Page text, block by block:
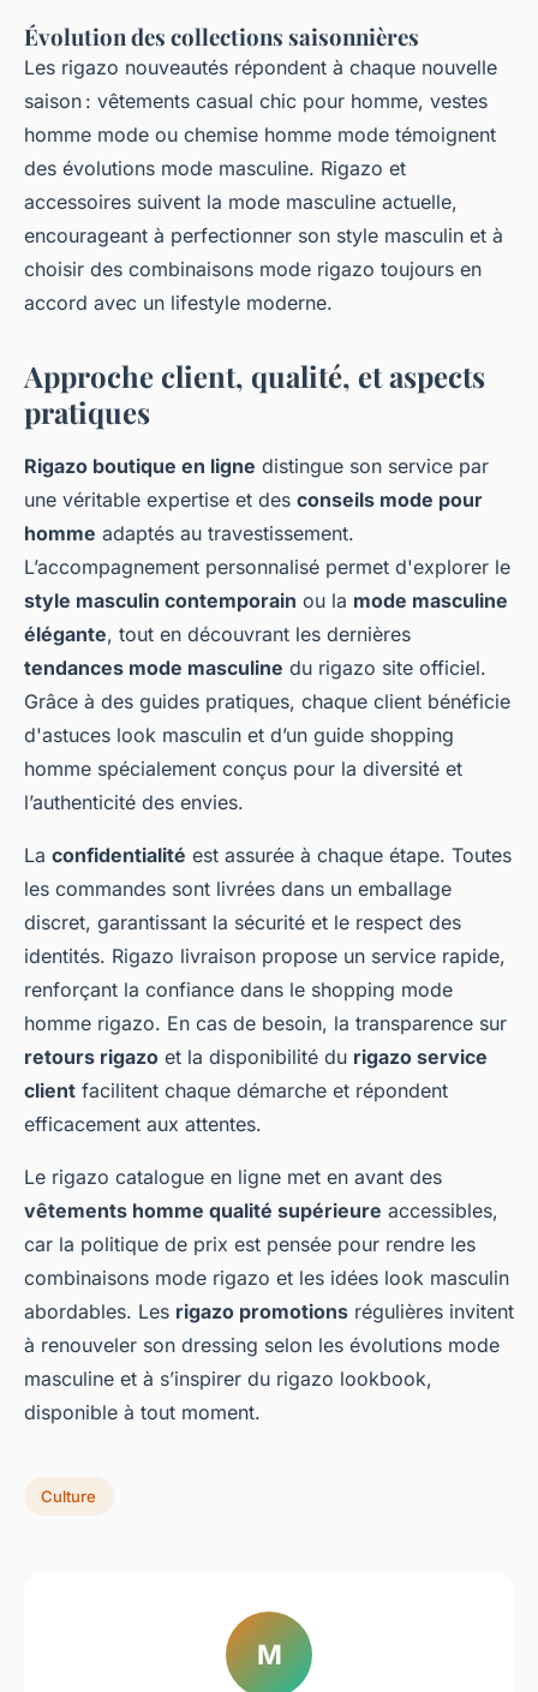
Évolution des collections saisonnières
Les rigazo nouveautés répondent à chaque nouvelle
saison : vêtements casual chic pour homme, vestes
homme mode ou chemise homme mode témoignent
des évolutions mode masculine. Rigazo et
accessoires suivent la mode masculine actuelle,
encourageant à perfectionner son style masculin et à
choisir des combinaisons mode rigazo toujours en
accord avec un lifestyle moderne.
Approche client, qualité, et aspects
pratiques
Rigazo boutique en ligne distingue son service par
une véritable expertise et des conseils mode pour
homme adaptés au travestissement.
L’accompagnement personnalisé permet d'explorer le
style masculin contemporain ou la mode masculine
élégante, tout en découvrant les dernières
tendances mode masculine du rigazo site officiel.
Grâce à des guides pratiques, chaque client bénéficie
d'astuces look masculin et d’un guide shopping
homme spécialement conçus pour la diversité et
l’authenticité des envies.
La confidentialité est assurée à chaque étape. Toutes
les commandes sont livrées dans un emballage
discret, garantissant la sécurité et le respect des
identités. Rigazo livraison propose un service rapide,
renforçant la confiance dans le shopping mode
homme rigazo. En cas de besoin, la transparence sur
retours rigazo et la disponibilité du rigazo service
client facilitent chaque démarche et répondent
efficacement aux attentes.
Le rigazo catalogue en ligne met en avant des
vêtements homme qualité supérieure accessibles,
car la politique de prix est pensée pour rendre les
combinaisons mode rigazo et les idées look masculin
abordables. Les rigazo promotions régulières invitent
à renouveler son dressing selon les évolutions mode
masculine et à s’inspirer du rigazo lookbook,
disponible à tout moment.
Culture
M